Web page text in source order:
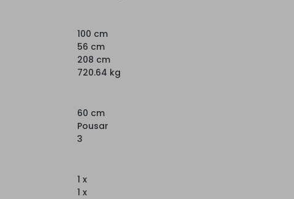
100 cm
56 cm
208 cm
720.64 kg
60 cm
Pousar
3
1 x
1 x